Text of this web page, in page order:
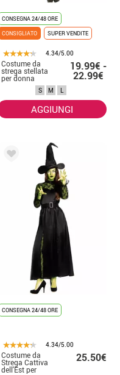
CONSEGNA 24/48 ORE
CONSIGLIATO
SUPER VENDITE
4.34/5.00
Costume da
strega stellata
per donna
19.99€ -
22.99€
S M L
AGGIUNGI
CONSEGNA 24/48 ORE
4.34/5.00
Costume da
Strega Cattiva
dell'Est per
25.50€